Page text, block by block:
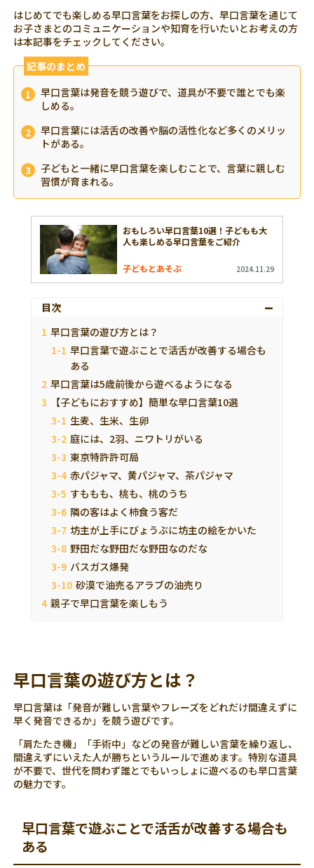
はじめてでも楽しめる早口言葉をお探しの方、早口言葉を通じて
お子さまとのコミュニケーションや知育を行いたいとお考えの方
は本記事をチェックしてください。
記事のまとめ
早口言葉は発音を競う遊びで、道具が不要で誰とでも楽
しめる。
早口言葉には活舌の改善や脳の活性化など多くのメリッ
トがある。
子どもと一緒に早口言葉を楽しむことで、言葉に親しむ
習慣が育まれる。
おもしろい早口言葉10選！子どもも大
人も楽しめる早口言葉をご紹介
子どもとあそぶ 2024.11.29
目次
早口言葉の遊び方とは？
早口言葉で遊ぶことで活舌が改善する場合も
ある
早口言葉は5歳前後から遊べるようになる
【子どもにおすすめ】簡単な早口言葉10選
生麦、生米、生卵
庭には、2羽、ニワトリがいる
東京特許許可局
赤パジャマ、黄パジャマ、茶パジャマ
すももも、桃も、桃のうち
隣の客はよく柿食う客だ
坊主が上手にびょうぶに坊主の絵をかいた
野田だな野田だな野田なのだな
バスガス爆発
砂漠で油売るアラブの油売り
親子で早口言葉を楽しもう
早口言葉の遊び方とは？
早口言葉は「発音が難しい言葉やフレーズをどれだけ間違えずに
早く発音できるか」を競う遊びです。
「肩たたき機」「手術中」などの発音が難しい言葉を繰り返し、
間違えずにいえた人が勝ちというルールで進めます。特別な道具
が不要で、世代を問わず誰とでもいっしょに遊べるのも早口言葉
の魅力です。
早口言葉で遊ぶことで活舌が改善する場合も
ある